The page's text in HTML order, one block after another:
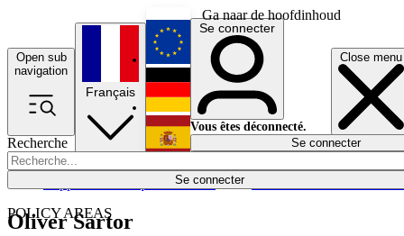
Ga naar de hoofdinhoud
Open sub
navigation
Close menu
Recherche
Se connecter
POLICY AREAS
Économie
Français
English
Deutsch
Español
Se connecter
Vous êtes déconnecté.
Se connecter
Oliver Sartor